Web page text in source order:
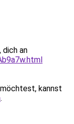
dich an
kannst
.